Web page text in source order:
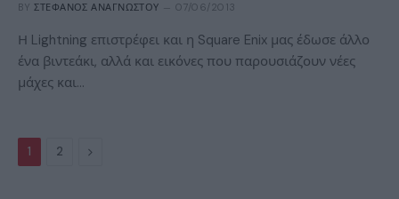
BY ΣΤΈΦΑΝΟΣ ΑΝΑΓΝΏΣΤΟΥ 07/06/2013
Η Lightning επιστρέφει και η Square Enix μας έδωσε άλλο
ένα βιντεάκι, αλλά και εικόνες που παρουσιάζουν νέες
μάχες και…
1 2 Next